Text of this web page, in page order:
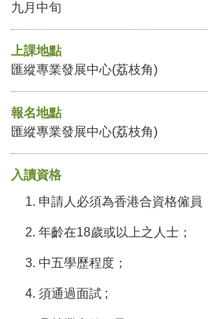
九月中旬
上課地點
匯縱專業發展中心(荔枝角)
報名地點
匯縱專業發展中心(荔枝角)
入讀資格
申請人必須為香港合資格僱員
年齡在18歲或以上之人士；
中五學歷程度；
須通過面試 ;